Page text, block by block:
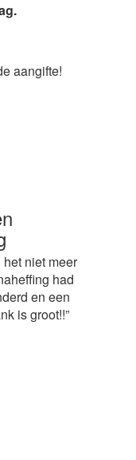
aangifte!
van
heb ik
De adviseur
Grt.